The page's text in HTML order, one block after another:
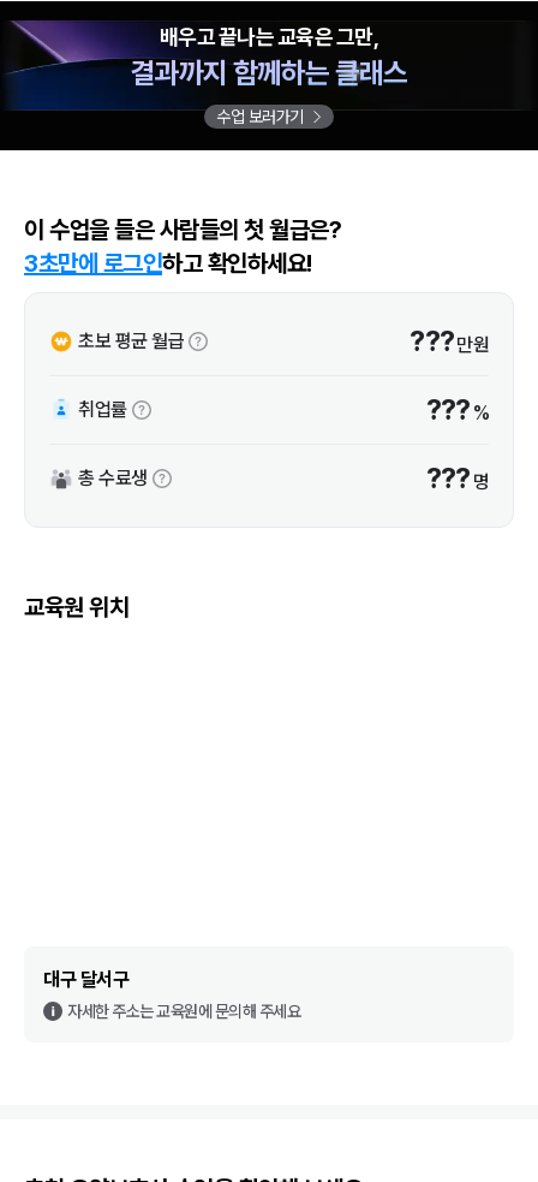
배우고 끝나는 교육은 그만,
결과까지 함께하는 클래스
수업 보러가기
이 수업을 들은 사람들의 첫 월급은?
3초만에 로그인하고 확인하세요!
초보 평균 월급 ???만원
취업률 ??? %
총 수료생 ??? 명
교육원 위치
대구 달서구
자세한 주소는 교육원에 문의해 주세요